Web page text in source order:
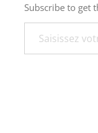
Subscribe to get
Saisissez votre adresse e-mail…